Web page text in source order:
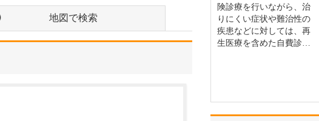
地図で検索
ん。しかも、悪化と改善
を繰り返しながら病状は
だんだん悪くなっていき
ます。大学病院で後進の
険診療を行いながら、治
りにくい症状や難治性の
疾患などに対しては、再
生医療を含めた自費診…